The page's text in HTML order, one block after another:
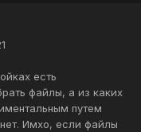
есть
файлы, а из каких
путем
Имхо, если файлы